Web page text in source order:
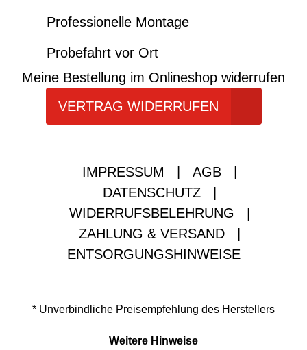
Professionelle Montage
Probefahrt vor Ort
Meine Bestellung im Onlineshop widerrufen
VERTRAG WIDERRUFEN
IMPRESSUM AGB
DATENSCHUTZ
WIDERRUFSBELEHRUNG
ZAHLUNG & VERSAND
ENTSORGUNGSHINWEISE
* Unverbindliche Preisempfehlung des Herstellers
Weitere Hinweise